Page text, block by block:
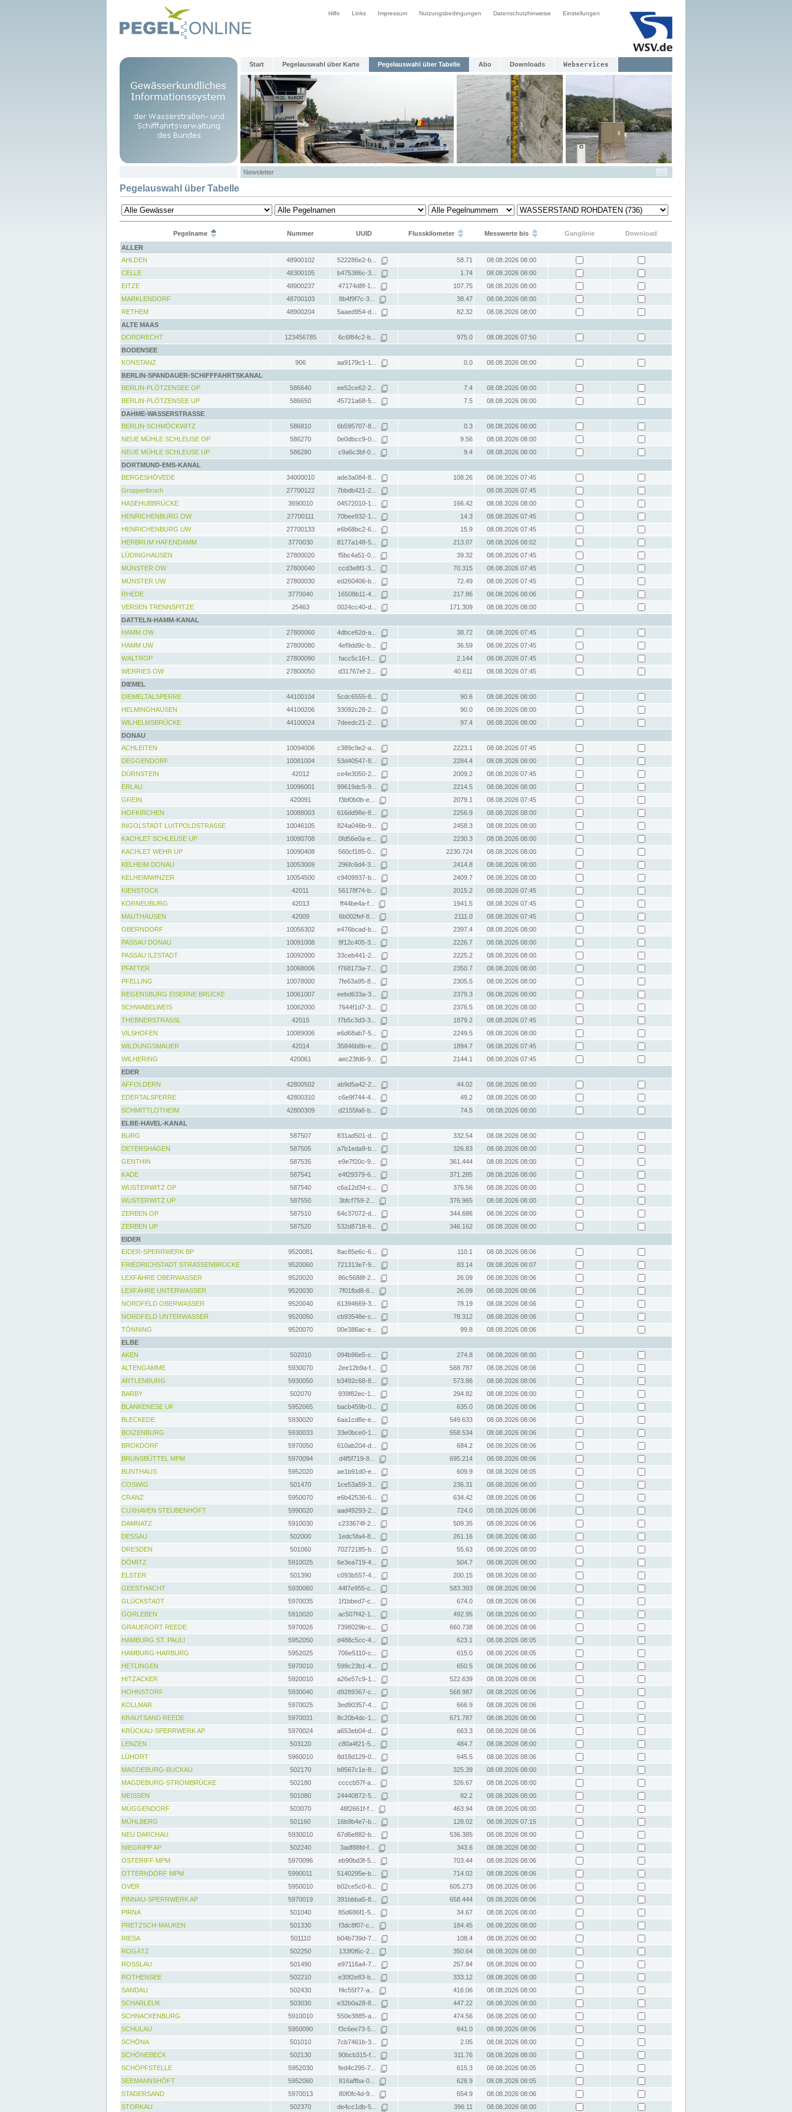
Hilfe Links Impressum Nutzungsbedingungen Datenschutzhinweise Einstellungen
Start Pegelauswahl über Karte Pegelauswahl über Tabelle Abo Downloads Webservices
Newsletter
Pegelauswahl über Tabelle
Pegelname Nummer UUID Flusskilometer Messwerte bis Ganglinie
Download
ALLER
AHLDEN
48900102 522286e2-b... 58.71
08.08.2026 08:00
CELLE
48300105 b475386c-3... 1.74
08.08.2026 08:00
EITZE
48900237 47174d8f-1... 107.75
08.08.2026 08:00
MARKLENDORF
48700103 8b4f9f7c-3... 38.47
08.08.2026 08:00
RETHEM
48900204 5aaed954-d... 82.32
08.08.2026 08:00
ALTE MAAS
DORDRECHT
123456785 6c6f84c2-b... 975.0
08.08.2026 07:50
BODENSEE
KONSTANZ
906 aa9179c1-1... 0.0
08.08.2026 08:00
BERLIN-SPANDAUER-SCHIFFFAHRTSKANAL
BERLIN-PLÖTZENSEE OP
586640 ee52ce62-2... 7.4
08.08.2026 08:00
BERLIN-PLÖTZENSEE UP
586650 45721a68-5... 7.5
08.08.2026 08:00
DAHME-WASSERSTRASSE
BERLIN-SCHMÖCKWITZ
586810 6b595707-8... 0.3
08.08.2026 08:00
NEUE MÜHLE SCHLEUSE OP
586270 0e0dbcc9-0... 9.56
08.08.2026 08:00
NEUE MÜHLE SCHLEUSE UP
586280 c9a6c3bf-0... 9.4
08.08.2026 08:00
DORTMUND-EMS-KANAL
BERGESHÖVEDE
34000010 ade3a084-8... 108.26
08.08.2026 07:45
Groppenbruch
27700122 7bbdb421-2...
08.08.2026 07:45
HASEHUBBRÜCKE
3690010 04572010-1... 166.42
08.08.2026 08:00
HENRICHENBURG OW
27700111 70bee932-1... 14.3
08.08.2026 07:45
HENRICHENBURG UW
27700133 e6b68bc2-6... 15.9
08.08.2026 07:45
HERBRUM HAFENDAMM
3770030 8177a148-5... 213.07
08.08.2026 08:02
LÜDINGHAUSEN
27800020 f5bc4a51-0... 39.32
08.08.2026 07:45
MÜNSTER OW
27800040 ccd3e8f1-3... 70.315
08.08.2026 07:45
MÜNSTER UW
27800030 ed260406-b... 72.49
08.08.2026 07:45
RHEDE
3770040 16508b11-4... 217.86
08.08.2026 08:06
VERSEN TRENNSPITZE
25463 0024cc40-d... 171.309
08.08.2026 08:00
DATTELN-HAMM-KANAL
HAMM OW
27800060 4dbce62d-a... 38.72
08.08.2026 07:45
HAMM UW
27800080 4ef9dd9c-b... 36.59
08.08.2026 07:45
WALTROP
27800090 facc5c16-f... 2.144
08.08.2026 07:45
WERRIES OW
27800050 d31767ef-2... 40.611
08.08.2026 07:45
DIEMEL
DIEMELTALSPERRE
44100104 5cdc6555-8... 90.6
08.08.2026 08:00
HELMINGHAUSEN
44100206 33092c28-2... 90.0
08.08.2026 08:00
WILHELMSBRÜCKE
44100024 7deedc21-2... 97.4
08.08.2026 08:00
DONAU
ACHLEITEN
10094006 c389c9e2-a... 2223.1
08.08.2026 07:45
DEGGENDORF
10081004 53d40547-8... 2284.4
08.08.2026 08:00
DÜRNSTEIN
42012 ce4e3050-2... 2009.2
08.08.2026 07:45
ERLAU
10096001 99619dc5-9... 2214.5
08.08.2026 08:00
GREIN
420091 f3bf0b0b-e... 2079.1
08.08.2026 07:45
HOFKIRCHEN
10088003 616dd98e-8... 2256.9
08.08.2026 08:00
INGOLSTADT LUITPOLDSTRASSE
10046105 824a046b-9... 2458.3
08.08.2026 08:00
KACHLET SCHLEUSE UP
10090708 0fd56e0a-e... 2230.3
08.08.2026 08:00
KACHLET WEHR UP
10090408 560cf185-0... 2230.724
08.08.2026 08:00
KELHEIM DONAU
10053009 296fc6d4-3... 2414.8
08.08.2026 08:00
KELHEIMWINZER
10054500 c9409937-b... 2409.7
08.08.2026 08:00
KIENSTOCK
42011 56178f74-b... 2015.2
08.08.2026 07:45
KORNEUBURG
42013 ff44be4a-f... 1941.5
08.08.2026 07:45
MAUTHAUSEN
42009 6b002fef-8... 2111.0
08.08.2026 07:45
OBERNDORF
10056302 e476bcad-b... 2397.4
08.08.2026 08:00
PASSAU DONAU
10091008 9f12c405-3... 2226.7
08.08.2026 08:00
PASSAU ILZSTADT
10092000 33ceb441-2... 2225.2
08.08.2026 08:00
PFATTER
10068006 f768173a-7... 2350.7
08.08.2026 08:00
PFELLING
10078000 7fe63a95-8... 2305.5
08.08.2026 08:00
REGENSBURG EISERNE BRÜCKE
10061007 eebd633a-3... 2379.3
08.08.2026 08:00
SCHWABELWEIS
10062000 7644f1d7-3... 2376.5
08.08.2026 08:00
THEBNERSTRASSL
42015 f7b5c3d3-3... 1879.2
08.08.2026 07:45
VILSHOFEN
10089006 e6d68ab7-5... 2249.5
08.08.2026 08:00
WILDUNGSMAUER
42014 35846b8b-e... 1894.7
08.08.2026 07:45
WILHERING
420061 aec23fd6-9... 2144.1
08.08.2026 07:45
EDER
AFFOLDERN
42800502 ab9d5a42-2... 44.02
08.08.2026 08:00
EDERTALSPERRE
42800310 c6e9f744-4... 49.2
08.08.2026 08:00
SCHMITTLOTHEIM
42800309 d2155fa6-b... 74.5
08.08.2026 08:00
ELBE-HAVEL-KANAL
BURG
587507 831ad501-d... 332.54
08.08.2026 08:00
DETERSHAGEN
587505 a7b1eda9-b... 326.83
08.08.2026 08:00
GENTHIN
587535 e9e7f20c-9... 361.444
08.08.2026 08:00
KADE
587541 e4f29379-6... 371.285
08.08.2026 08:00
WUSTERWITZ OP
587540 c6a12d34-c... 376.56
08.08.2026 08:00
WUSTERWITZ UP
587550 3bfcf759-2... 376.965
08.08.2026 08:00
ZERBEN OP
587510 64c37072-d... 344.686
08.08.2026 08:00
ZERBEN UP
587520 532d8718-6... 346.162
08.08.2026 08:00
EIDER
EIDER-SPERRWERK BP
9520081 8ac85e6c-6... 110.1
08.08.2026 08:06
FRIEDRICHSTADT STRASSENBRÜCKE
9520060 721313e7-9... 83.14
08.08.2026 08:07
LEXFÄHRE OBERWASSER
9520020 86c5688f-2... 26.09
08.08.2026 08:06
LEXFÄHRE UNTERWASSER
9520030 7f01fbd8-6... 26.09
08.08.2026 08:06
NORDFELD OBERWASSER
9520040 61394669-3... 78.19
08.08.2026 08:06
NORDFELD UNTERWASSER
9520050 cb93548e-c... 78.312
08.08.2026 08:06
TÖNNING
9520070 00e386ac-e... 99.8
08.08.2026 08:06
ELBE
AKEN
502010 094b96e5-c... 274.8
08.08.2026 08:00
ALTENGAMME
5930070 2ee12b9a-f... 588.787
08.08.2026 08:06
ARTLENBURG
5930050 b3492c68-8... 573.86
08.08.2026 08:06
BARBY
502070 939f82ec-1... 294.82
08.08.2026 08:00
BLANKENESE UF
5952065 bacb459b-0... 635.0
08.08.2026 08:06
BLECKEDE
5930020 6aa1cd8e-e... 549.633
08.08.2026 08:06
BOIZENBURG
5930033 33e0bce0-1... 558.534
08.08.2026 08:06
BROKDORF
5970050 610ab204-d... 684.2
08.08.2026 08:06
BRUNSBÜTTEL MPM
5970094 d4f5f719-8... 695.214
08.08.2026 08:06
BUNTHAUS
5952020 ae1b91d0-e... 609.9
08.08.2026 08:05
COSWIG
501470 1ce53a59-3... 236.31
08.08.2026 08:00
CRANZ
5950070 e6b42536-6... 634.42
08.08.2026 08:06
CUXHAVEN STEUBENHÖFT
5990020 aad49293-2... 724.0
08.08.2026 08:06
DAMNATZ
5910030 c233674f-2... 509.35
08.08.2026 08:06
DESSAU
502000 1edc5fa4-8... 261.16
08.08.2026 08:00
DRESDEN
501060 70272185-b... 55.63
08.08.2026 08:00
DÖMITZ
5910025 6e3ea719-4... 504.7
08.08.2026 08:00
ELSTER
501390 c093b557-4... 200.15
08.08.2026 08:00
GEESTHACHT
5930060 44f7e955-c... 583.393
08.08.2026 08:06
GLÜCKSTADT
5970035 1f1bbed7-c... 674.0
08.08.2026 08:06
GORLEBEN
5910020 ac507f42-1... 492.95
08.08.2026 08:00
GRAUERORT REEDE
5970026 7398029b-c... 660.738
08.08.2026 08:06
HAMBURG ST. PAULI
5952050 d488c5cc-4... 623.1
08.08.2026 08:05
HAMBURG-HARBURG
5952025 706e5110-c... 615.0
08.08.2026 08:05
HETLINGEN
5970010 599c23b1-4... 650.5
08.08.2026 08:06
HITZACKER
5920010 a26e57c9-1... 522.639
08.08.2026 08:06
HOHNSTORF
5930040 d9289367-c... 568.987
08.08.2026 08:06
KOLLMAR
5970025 3ed90357-4... 666.9
08.08.2026 08:06
KRAUTSAND REEDE
5970031 8c20b4dc-1... 671.787
08.08.2026 08:06
KRÜCKAU-SPERRWERK AP
5970024 a653eb04-d... 663.3
08.08.2026 08:06
LENZEN
503120 c80a4f21-5... 484.7
08.08.2026 08:00
LÜHORT
5960010 8d18d129-0... 645.5
08.08.2026 08:06
MAGDEBURG-BUCKAU
502170 b8567c1e-8... 325.39
08.08.2026 08:00
MAGDEBURG-STROMBRÜCKE
502180 ccccb57f-a... 326.67
08.08.2026 08:00
MEISSEN
501080 24440872-5... 82.2
08.08.2026 08:00
MÜGGENDORF
503070 48f2661f-f... 463.94
08.08.2026 08:00
MÜHLBERG
501160 16b9b4e7-b... 128.02
08.08.2026 07:15
NEU DARCHAU
5930010 67d6e882-b... 536.385
08.08.2026 08:00
NIEGRIPP AP
502240 3adf88fd-f... 343.6
08.08.2026 08:00
OSTERIFF MPM
5970096 eb90bd3f-5... 703.44
08.08.2026 08:06
OTTERNDORF MPM
5990011 5140295e-b... 714.02
08.08.2026 08:06
OVER
5950010 b02ce5c0-6... 605.273
08.08.2026 08:06
PINNAU-SPERRWERK AP
5970019 391bbba5-8... 658.444
08.08.2026 08:06
PIRNA
501040 85d686f1-5... 34.67
08.08.2026 08:00
PRETZSCH-MAUKEN
501330 f3dc8f07-c... 184.45
08.08.2026 08:00
RIESA
501110 b04b739d-7... 108.4
08.08.2026 08:00
ROGÄTZ
502250 133f0f6c-2... 350.64
08.08.2026 08:00
ROSSLAU
501490 e97116a4-7... 257.84
08.08.2026 08:00
ROTHENSEE
502210 e30f2e83-b... 333.12
08.08.2026 08:00
SANDAU
502430 f4c55f77-a... 416.06
08.08.2026 08:00
SCHARLEUK
503030 e32b0a28-8... 447.22
08.08.2026 08:00
SCHNACKENBURG
5910010 550e3885-a... 474.56
08.08.2026 08:00
SCHULAU
5950090 f3c6ee73-5... 641.0
08.08.2026 08:06
SCHÖNA
501010 7cb7461b-3... 2.05
08.08.2026 08:00
SCHÖNEBECK
502130 90bcb315-f... 311.76
08.08.2026 08:00
SCHÖPFSTELLE
5952030 fed4c295-7... 615.3
08.08.2026 08:05
SEEMANNSHÖFT
5952060 816affba-0... 628.9
08.08.2026 08:05
STADERSAND
5970013 80f0fc4d-9... 654.9
08.08.2026 08:06
STORKAU
502370 de4cc1db-5... 396.11 08.08.2026 08:00